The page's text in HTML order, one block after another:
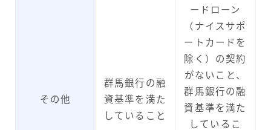
その他
群馬銀行の融
資基準を満た
していること
ードローン
（ナイスサポ
ートカードを
除く）の契約
がないこと、
群馬銀行の融
資基準を満た
しているこ